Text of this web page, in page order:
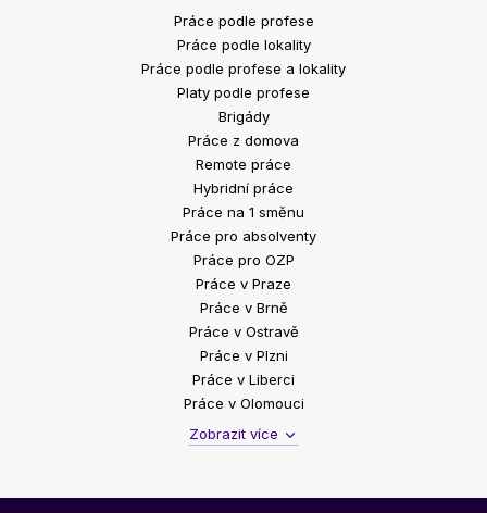
Práce podle profese
Práce podle lokality
Práce podle profese a lokality
Platy podle profese
Brigády
Práce z domova
Remote práce
Hybridní práce
Práce na 1 směnu
Práce pro absolventy
Práce pro OZP
Práce v Praze
Práce v Brně
Práce v Ostravě
Práce v Plzni
Práce v Liberci
Práce v Olomouci
Zobrazit více